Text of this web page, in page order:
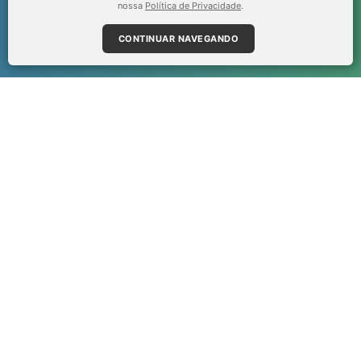
CIDADE NOVA
nossa Política de Privacidade.
CONTINUAR NAVEGANDO